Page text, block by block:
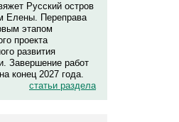
Русский остров
Елены. Переправа
этапом
проекта
развития
Завершение работ
конец 2027 года.
статьи раздела